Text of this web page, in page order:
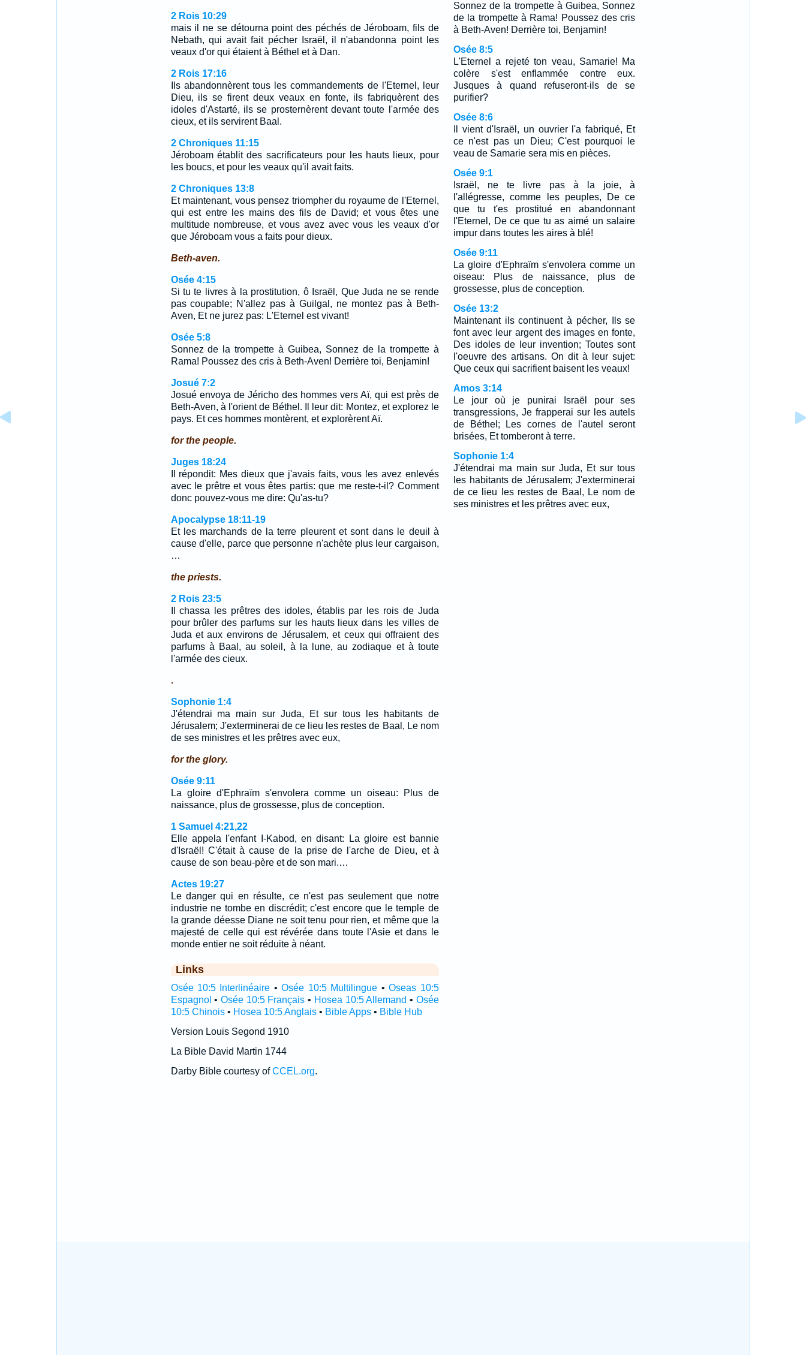
2 Rois 10:29
mais il ne se détourna point des péchés de Jéroboam, fils de
Nebath, qui avait fait pécher Israël, il n'abandonna point les
veaux d'or qui étaient à Béthel et à Dan.
2 Rois 17:16
Ils abandonnèrent tous les commandements de l'Eternel, leur
Dieu, ils se firent deux veaux en fonte, ils fabriquèrent des
idoles d'Astarté, ils se prosternèrent devant toute l'armée des
cieux, et ils servirent Baal.
2 Chroniques 11:15
Jéroboam établit des sacrificateurs pour les hauts lieux, pour
les boucs, et pour les veaux qu'il avait faits.
2 Chroniques 13:8
Et maintenant, vous pensez triompher du royaume de l'Eternel,
qui est entre les mains des fils de David; et vous êtes une
multitude nombreuse, et vous avez avec vous les veaux d'or
que Jéroboam vous a faits pour dieux.
Beth-aven.
Osée 4:15
Si tu te livres à la prostitution, ô Israël, Que Juda ne se rende
pas coupable; N'allez pas à Guilgal, ne montez pas à Beth-
Aven, Et ne jurez pas: L'Eternel est vivant!
Osée 5:8
Sonnez de la trompette à Guibea, Sonnez de la trompette à
Rama! Poussez des cris à Beth-Aven! Derrière toi, Benjamin!
Josué 7:2
Josué envoya de Jéricho des hommes vers Aï, qui est près de
Beth-Aven, à l'orient de Béthel. Il leur dit: Montez, et explorez le
pays. Et ces hommes montèrent, et explorèrent Aï.
for the people.
Juges 18:24
Il répondit: Mes dieux que j'avais faits, vous les avez enlevés
avec le prêtre et vous êtes partis: que me reste-t-il? Comment
donc pouvez-vous me dire: Qu'as-tu?
Apocalypse 18:11-19
Et les marchands de la terre pleurent et sont dans le deuil à
cause d'elle, parce que personne n'achète plus leur cargaison,
…
the priests.
2 Rois 23:5
Il chassa les prêtres des idoles, établis par les rois de Juda
pour brûler des parfums sur les hauts lieux dans les villes de
Juda et aux environs de Jérusalem, et ceux qui offraient des
parfums à Baal, au soleil, à la lune, au zodiaque et à toute
l'armée des cieux.
.
Sophonie 1:4
J'étendrai ma main sur Juda, Et sur tous les habitants de
Jérusalem; J'exterminerai de ce lieu les restes de Baal, Le nom
de ses ministres et les prêtres avec eux,
for the glory.
Osée 9:11
La gloire d'Ephraïm s'envolera comme un oiseau: Plus de
naissance, plus de grossesse, plus de conception.
1 Samuel 4:21,22
Elle appela l'enfant I-Kabod, en disant: La gloire est bannie
d'Israël! C'était à cause de la prise de l'arche de Dieu, et à
cause de son beau-père et de son mari.…
Actes 19:27
Le danger qui en résulte, ce n'est pas seulement que notre
industrie ne tombe en discrédit; c'est encore que le temple de
la grande déesse Diane ne soit tenu pour rien, et même que la
majesté de celle qui est révérée dans toute l'Asie et dans le
monde entier ne soit réduite à néant.
Links
Osée 10:5 Interlinéaire •Osée 10:5 Multilingue •Oseas 10:5
Espagnol • Osée 10:5 Français • Hosea 10:5 Allemand • Osée
10:5 Chinois• Hosea 10:5 Anglais• Bible Apps• Bible Hub
Version Louis Segond 1910
La Bible David Martin 1744
Darby Bible courtesy ofCCEL.org.
Sonnez de la trompette à Guibea, Sonnez
de la trompette à Rama! Poussez des cris
à Beth-Aven! Derrière toi, Benjamin!
Osée 8:5
L'Eternel a rejeté ton veau, Samarie! Ma
colère s'est enflammée contre eux.
Jusques à quand refuseront-ils de se
purifier?
Osée 8:6
Il vient d'Israël, un ouvrier l'a fabriqué, Et
ce n'est pas un Dieu; C'est pourquoi le
veau de Samarie sera mis en pièces.
Osée 9:1
Israël, ne te livre pas à la joie, à
l'allégresse, comme les peuples, De ce
que tu t'es prostitué en abandonnant
l'Eternel, De ce que tu as aimé un salaire
impur dans toutes les aires à blé!
Osée 9:11
La gloire d'Ephraïm s'envolera comme un
oiseau: Plus de naissance, plus de
grossesse, plus de conception.
Osée 13:2
Maintenant ils continuent à pécher, Ils se
font avec leur argent des images en fonte,
Des idoles de leur invention; Toutes sont
l'oeuvre des artisans. On dit à leur sujet:
Que ceux qui sacrifient baisent les veaux!
Amos 3:14
Le jour où je punirai Israël pour ses
transgressions, Je frapperai sur les autels
de Béthel; Les cornes de l'autel seront
brisées, Et tomberont à terre.
Sophonie 1:4
J'étendrai ma main sur Juda, Et sur tous
les habitants de Jérusalem; J'exterminerai
de ce lieu les restes de Baal, Le nom de
ses ministres et les prêtres avec eux,